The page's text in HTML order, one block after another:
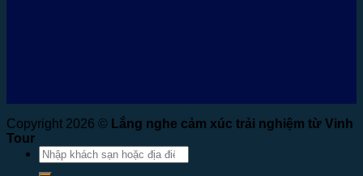
Copyright 2026 © Lắng nghe cảm xúc trải nghiệm từ Vinh
Tour
Tìm
kiếm: